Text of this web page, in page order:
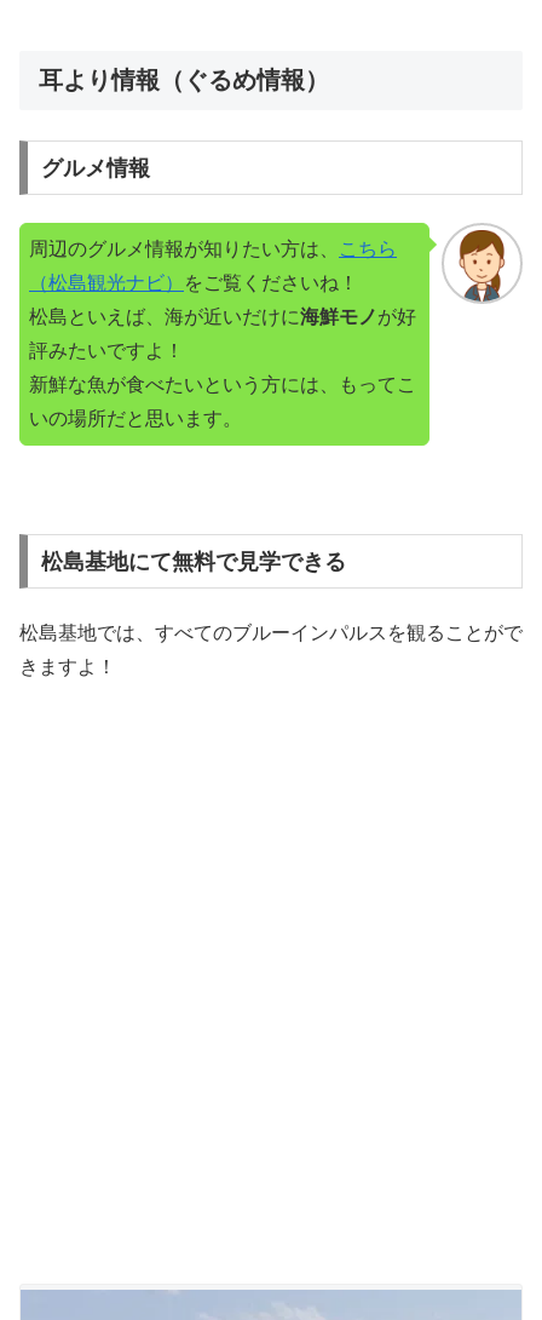
耳より情報（ぐるめ情報）
グルメ情報
周辺のグルメ情報が知りたい方は、
こちら
（松島観光ナビ）
をご覧くださいね！
松島といえば、海が近いだけに海鮮モノが好
評みたいですよ！
新鮮な魚が食べたいという方には、もってこ
いの場所だと思います。
松島基地にて無料で見学できる
松島基地では、すべてのブルーインパルスを観ることがで
きますよ！